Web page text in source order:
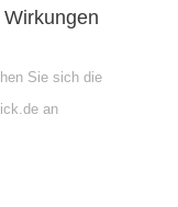
Sie sich die
an